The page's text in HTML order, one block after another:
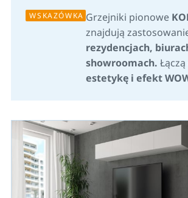
WSKAZÓWKA Grzejniki pionowe
znajdują
rezydencjach,
showroomach. Łączą
estetykę i efekt